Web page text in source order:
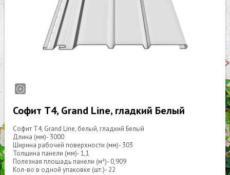
Софит Т4, Grand Line, гладкий Белый
Софит Т4, Grand Line, белый, гладкий Белый
Длина (мм)- 3000
Ширина рабочей поверхности (мм)- 303
Толщина панели (мм)- 1,1
Полезная площадь панели (м²)- 0,909
Кол-во в одной упаковке (шт.)- 22